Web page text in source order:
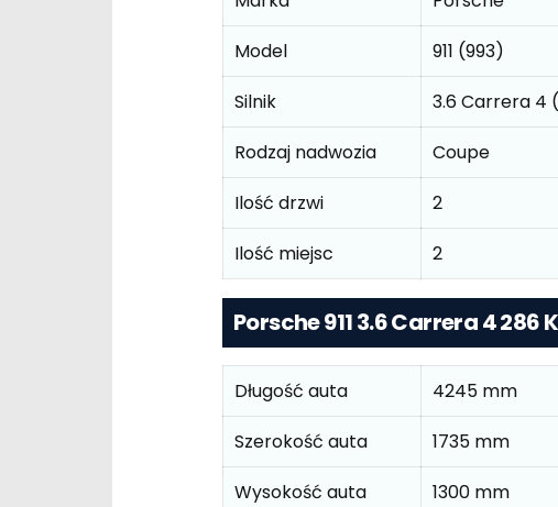
Model
911 (993)
Silnik
3.6 Carrera 4
Rodzaj nadwozia
Coupe
Ilość drzwi
2
Ilość miejsc
2
Porsche 911 3.6 Carrera 4
Długość auta
4245 mm
Szerokość auta
1735 mm
Wysokość auta
1300 mm